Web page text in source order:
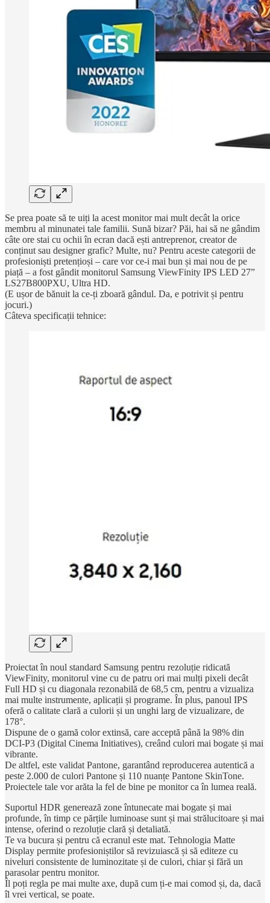
Se prea poate să te uiți la acest monitor mai mult decât la orice
membru al minunatei tale familii. Sună bizar? Păi, hai să ne gândim
câte ore stai cu ochii în ecran dacă ești antreprenor, creator de
conținut sau designer grafic? Multe, nu? Pentru aceste categorii de
profesioniști pretențioși – care vor ce-i mai bun și mai nou de pe
piață – a fost gândit monitorul Samsung ViewFinity IPS LED 27”
LS27B800PXU, Ultra HD.
(E ușor de bănuit la ce-ți zboară gândul. Da, e potrivit și pentru
jocuri.)
Câteva specificații tehnice:
Proiectat în noul standard Samsung pentru rezoluție ridicată
ViewFinity, monitorul vine cu de patru ori mai mulți pixeli decât
Full HD și cu diagonala rezonabilă de 68,5 cm, pentru a vizualiza
mai multe instrumente, aplicații și programe. În plus, panoul IPS
oferă o calitate clară a culorii și un unghi larg de vizualizare, de
178°.
Dispune de o gamă color extinsă, care acceptă până la 98% din
DCI-P3 (Digital Cinema Initiatives), creând culori mai bogate și mai
vibrante.
De altfel, este validat Pantone, garantând reproducerea autentică a
peste 2.000 de culori Pantone și 110 nuanțe Pantone SkinTone.
Proiectele tale vor arăta la fel de bine pe monitor ca în lumea reală.
Suportul HDR generează zone întunecate mai bogate și mai
profunde, în timp ce părțile luminoase sunt și mai strălucitoare și mai
intense, oferind o rezoluție clară și detaliată.
Te va bucura și pentru că ecranul este mat. Tehnologia Matte
Display permite profesioniștilor să revizuiască și să editeze cu
niveluri consistente de luminozitate și de culori, chiar și fără un
parasolar pentru monitor.
Îl poți regla pe mai multe axe, după cum ți-e mai comod și, da, dacă
îl vrei vertical, se poate.